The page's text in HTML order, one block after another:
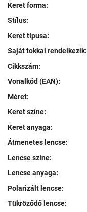
Keret forma:
Stílus:
Keret típusa:
Saját tokkal rendelkezik:
Cikkszám:
Vonalkód (EAN):
Méret:
Keret színe:
Keret anyaga:
Átmenetes lencse:
Lencse színe:
Lencse anyaga:
Polarizált lencse:
Tükröződő lencse: